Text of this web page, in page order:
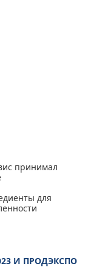
принимал
для
И ПРОДЭКСПО